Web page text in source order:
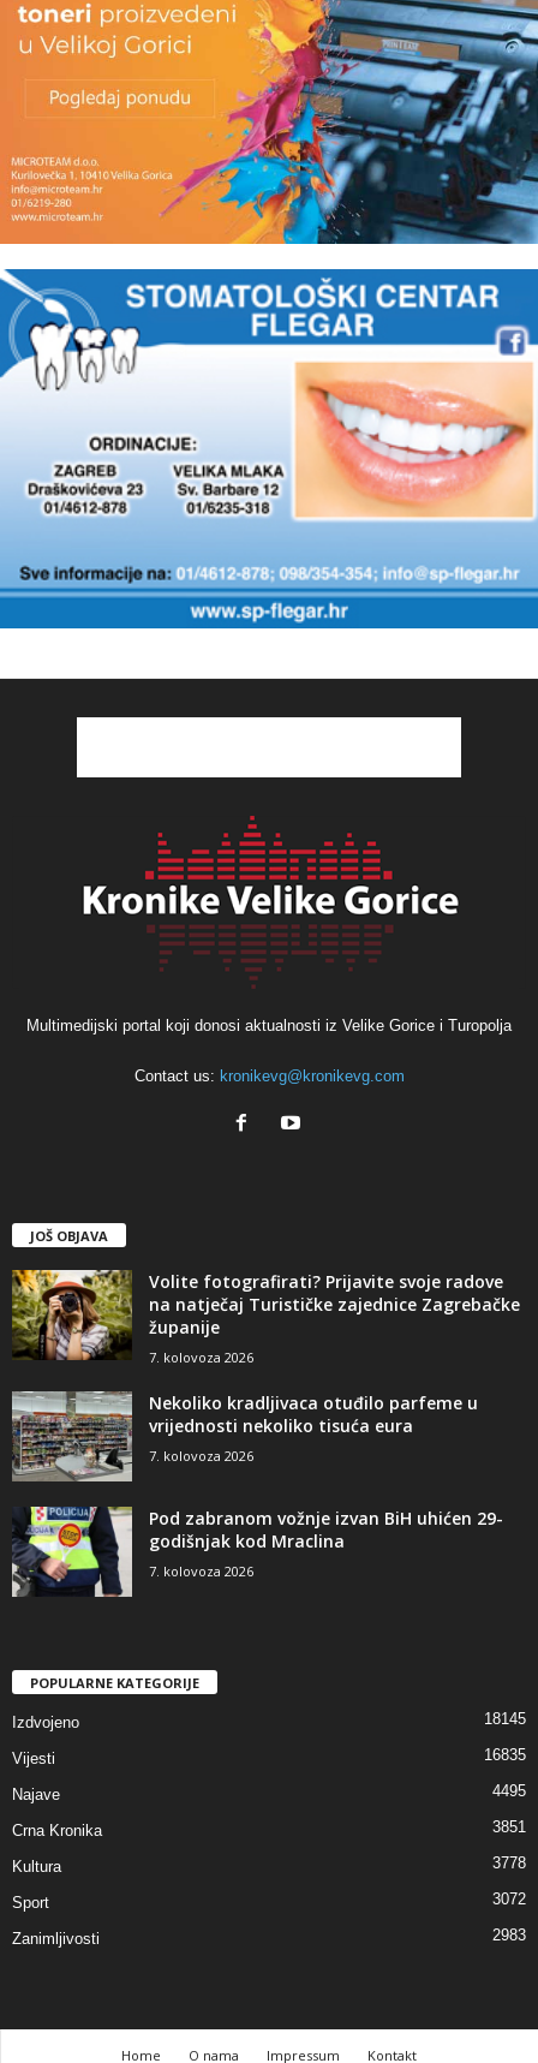
Multimedijski portal koji donosi aktualnosti iz Velike Gorice i Turopolja
Contact us: kronikevg@kronikevg.com
JOŠ OBJAVA
Volite fotografirati? Prijavite svoje radove
na natječaj Turističke zajednice Zagrebačke
županije
7. kolovoza 2026
Nekoliko kradljivaca otuđilo parfeme u
vrijednosti nekoliko tisuća eura
7. kolovoza 2026
Pod zabranom vožnje izvan BiH uhićen 29-
godišnjak kod Mraclina
7. kolovoza 2026
POPULARNE KATEGORIJE
Izdvojeno 18145
Vijesti 16835
Najave 4495
Crna Kronika 3851
Kultura 3778
Sport 3072
Zanimljivosti 2983
Home O nama Impressum Kontakt